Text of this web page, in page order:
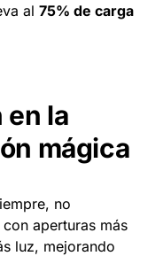
al 75% de carga
en la
mágica
no
aperturas más
luz, mejorando